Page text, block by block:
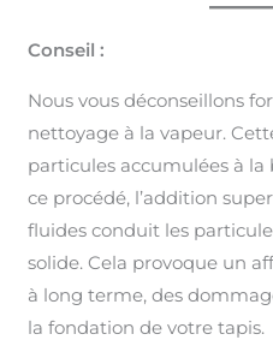
Conseil :
Nous vous déconseillons
nettoyage à la vapeur.
particules accumulées à la
ce procédé, l’addition
fluides conduit les
solide. Cela provoque un
à long terme, des
la fondation de votre tapis.